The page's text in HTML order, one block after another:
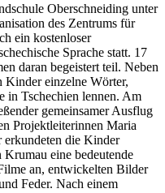
Oberschneiding unter
des Zentrums für
ein kostenloser
Sprache statt. 17
daran begeistert teil. Neben
Kinder einzelne Wörter,
in Tschechien lennen. Am
gemeinsamer Ausflug
Projektleiterinnen Maria
die Kinder
Krumau eine bedeutende
an, entwickelten Bilder
Feder. Nach einem